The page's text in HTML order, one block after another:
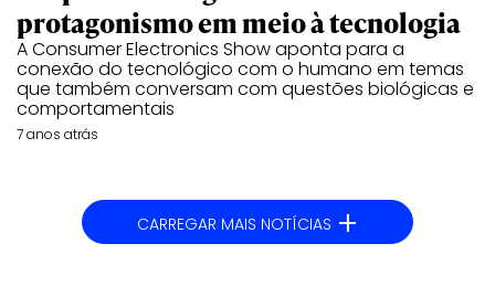
protagonismo em meio à tecnologia
A Consumer Electronics Show aponta para a
conexão do tecnológico com o humano em temas
que também conversam com questões biológicas e
comportamentais
7 anos atrás
CARREGAR MAIS NOTÍCIAS +